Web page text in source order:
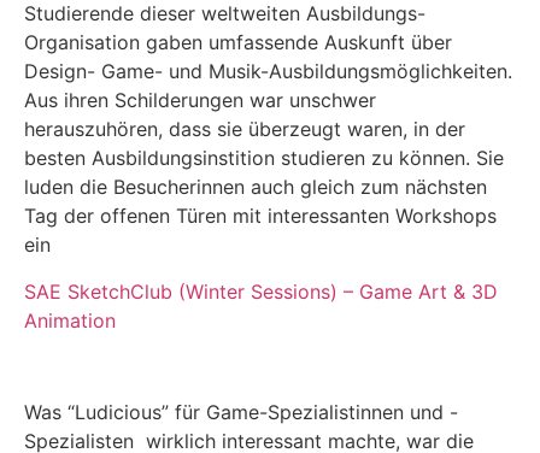
Studierende dieser weltweiten Ausbildungs-
Organisation gaben umfassende Auskunft über
Design- Game- und Musik-Ausbildungsmöglichkeiten.
Aus ihren Schilderungen war unschwer
herauszuhören, dass sie überzeugt waren, in der
besten Ausbildungsinstition studieren zu können. Sie
luden die Besucherinnen auch gleich zum nächsten
Tag der offenen Türen mit interessanten Workshops
ein
SAE SketchClub (Winter Sessions) – Game Art & 3D
Animation
Was “Ludicious” für Game-Spezialistinnen und -
Spezialisten wirklich interessant machte, war die